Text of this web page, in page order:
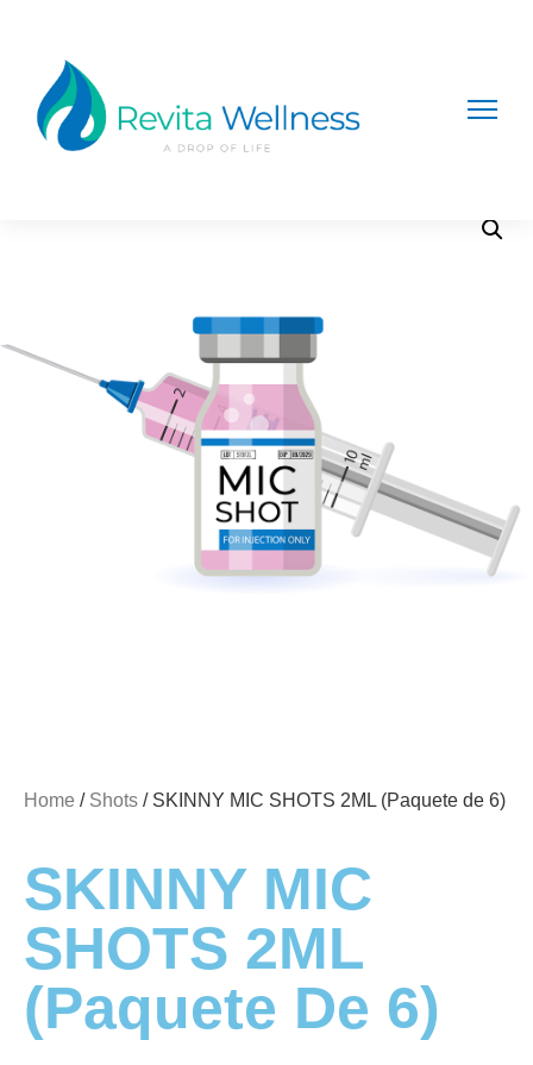
Home/ Shots/ SKINNY MIC SHOTS 2ML (Paquete de
Home / Shots / SKINNY MIC SHOTS 2ML (Paquete de 6)
SKINNY MIC
SHOTS 2ML
(Paquete De 6)